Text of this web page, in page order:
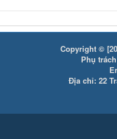
Copyright ©
Phụ
Địa chỉ: 22